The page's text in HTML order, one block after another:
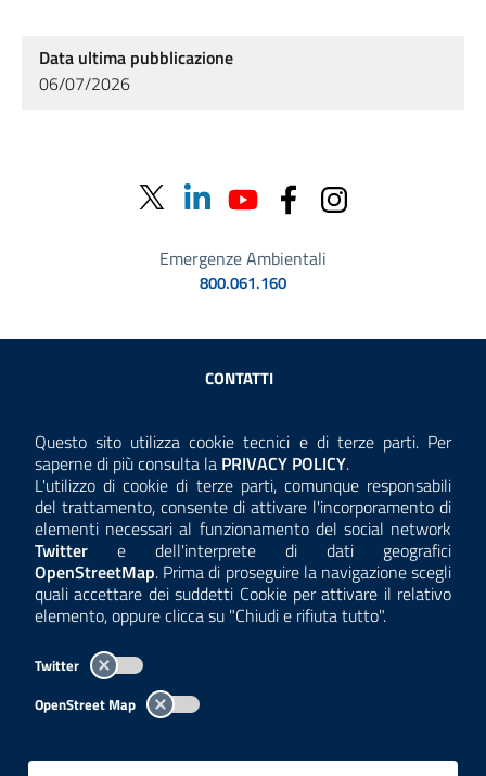
Questo sito utilizza cookie tecnici e di terze parti. Per
saperne di più consulta la Consulta la
PRIVACY POLICY.
L'utilizzo di cookie di terze parti, comunque responsabili
del trattamento, consente di attivare l'incorporamento di
elementi necessari al funzionamento del social network
Twitter e dell'interprete di dati geografici
OpenStreetMap. Prima di proseguire la navigazione scegli
quali accettare dei suddetti Cookie per attivare il relativo
elemento, oppure clicca su "Chiudi e rifiuta tutto".
Twitter
OpenStreet Map
Data ultima pubblicazione
06/07/2026
Emergenze Ambientali
800.061.160
Sezione Link Utili
CONTATTI
ANTICORRUZIONE
ACCESSIBILITÀ
COOKIE E PRIVACY
TEMI A-Z
Per l'utilizzo del logo e dei dati fare riferimento al regolamento